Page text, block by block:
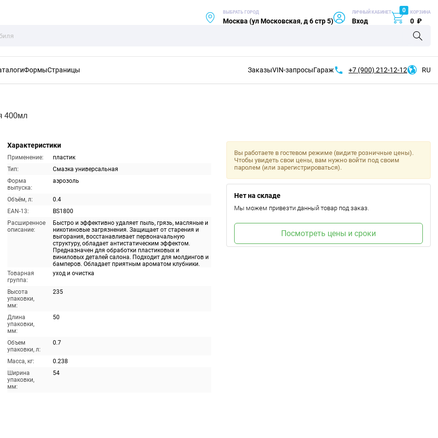
ВЫБРАТЬ ГОРОД
Москва (ул Московская, д 6 стр 5)
ЛИЧНЫЙ КАБИНЕТ
Вход
0 КОРЗИНА
0 ₽
ФормыСтраницы ЗаказыVIN-запросыГараж +7 (900) 212-12-12 RU
400мл
Характеристики
Применение:
пластик
Тип:
Смазка универсальная
Форма
выпуска:
аэрозоль
Объём, л:
0.4
EAN-13:
BS1800
Расширенное
описание:
Быстро и эффективно удаляет пыль, грязь, масляные и
никотиновые загрязнения. Защищает от старения и
выгорания, восстанавливает первоначальную
структуру, обладает антистатическим эффектом.
Предназначен для обработки пластиковых и
виниловых деталей салона. Подходит для молдингов и
бамперов. Обладает приятным ароматом клубники.
Товарная
группа:
уход и очистка
Высота
упаковки,
мм:
235
Длина
упаковки,
мм:
50
Объем
упаковки, л:
0.7
Масса, кг:
0.238
Ширина
упаковки,
мм:
54
Вы работаете в гостевом режиме (видите розничные цены).
Чтобы увидеть свои цены, вам нужно войти под своим
паролем (или зарегистрироваться).
Нет на складе
Мы можем привезти данный товар под заказ.
Посмотреть цены и сроки